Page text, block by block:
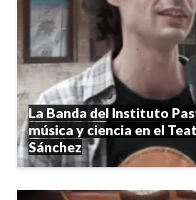
La Banda del Instituto
música y ciencia en el
Sánchez